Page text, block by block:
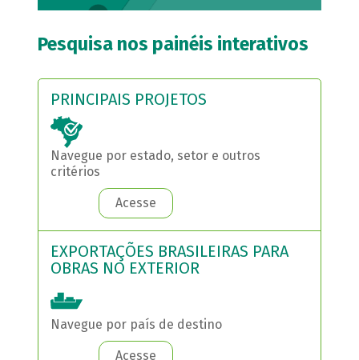
Pesquisa nos painéis interativos
PRINCIPAIS PROJETOS
Navegue por estado, setor e outros
critérios
Acesse
EXPORTAÇÕES BRASILEIRAS PARA
OBRAS NO EXTERIOR
Navegue por país de destino
Acesse